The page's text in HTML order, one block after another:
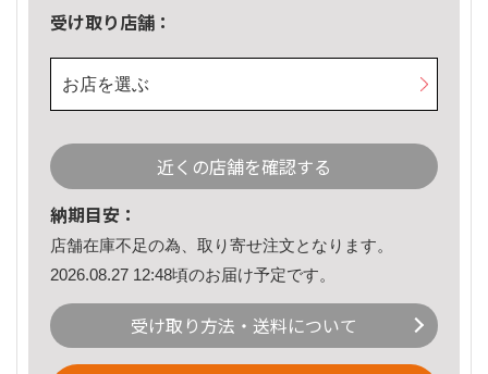
受け取り店舗：
お店を選ぶ
近くの店舗を確認する
納期目安：
店舗在庫不足の為、取り寄せ注文となります。
2026.08.27 12:48頃のお届け予定です。
受け取り方法・送料について